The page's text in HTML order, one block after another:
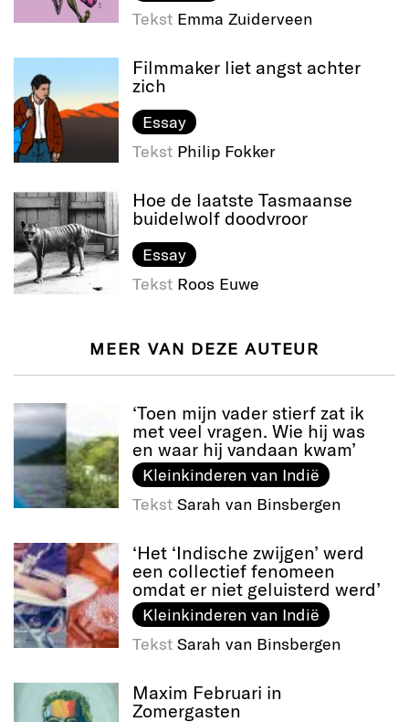
Tekst Emma Zuiderveen
Filmmaker liet angst achter
zich
Essay
Tekst Philip Fokker
Hoe de laatste Tasmaanse
buidelwolf doodvroor
Essay
Tekst Roos Euwe
MEER VAN DEZE AUTEUR
‘Toen mijn vader stierf zat ik
met veel vragen. Wie hij was
en waar hij vandaan kwam’
Kleinkinderen van Indië
Tekst Sarah van Binsbergen
‘Het ‘Indische zwijgen’ werd
een collectief fenomeen
omdat er niet geluisterd werd’
Kleinkinderen van Indië
Tekst Sarah van Binsbergen
Maxim Februari in
Zomergasten